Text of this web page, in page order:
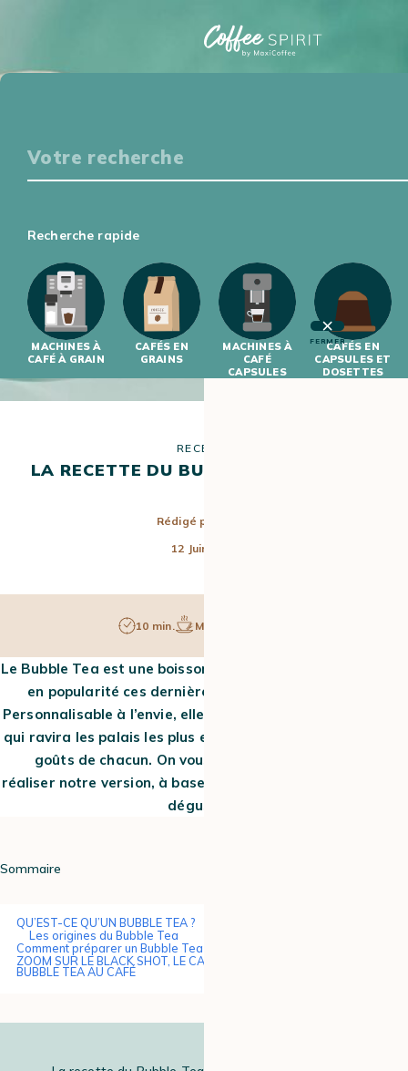
S'INITIER
S'INITIER
FERMER
Recherche rapide
MACHINES À
CAFÉ À GRAIN
CAFÉS EN
GRAINS
MACHINES À
CAFÉ
CAPSULES
CAFÉS EN
CAPSULES ET
DOSETTES
RECETTE
LA RECETTE DU BUBBLE TEA AU CAFÉ
Rédigé par
12 Juin 2023
10 min. Moyen
Le Bubble Tea est une boisson rafraîchissante qui a gagné
en popularité ces dernières années. Et pour cause !
Personnalisable à l’envie, elle offre une variété de saveurs
qui ravira les palais les plus exigeants pour s’adapter aux
goûts de chacun. On vous propose aujourd’hui de
réaliser notre version, à base de café. Suivez les étapes et
dégustez !
Sommaire
QU’EST-CE QU’UN BUBBLE TEA ?
Les origines du Bubble Tea
Comment préparer un Bubble Tea au café ?
ZOOM SUR LE BLACK SHOT, LE CAFÉ IDÉAL POUR RÉALISER VOTRE
BUBBLE TEA AU CAFÉ